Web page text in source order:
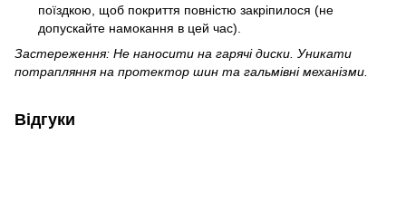
поїздкою, щоб покриття повністю закріпилося (не
допускайте намокання в цей час).
Застереження: Не наносити на гарячі диски. Уникати
потрапляння на протектор шин та гальмівні механізми.
Відгуки